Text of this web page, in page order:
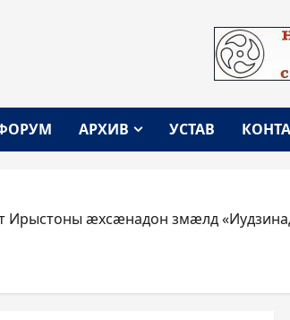
АРХИВ УСТАВ
æхсæнадон змæлд